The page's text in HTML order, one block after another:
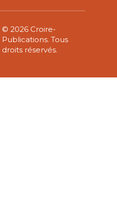
© 2026 Croire-
Publications. Tous
droits réservés.